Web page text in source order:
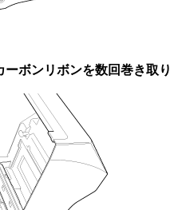
ーボンリボンを数回巻き取